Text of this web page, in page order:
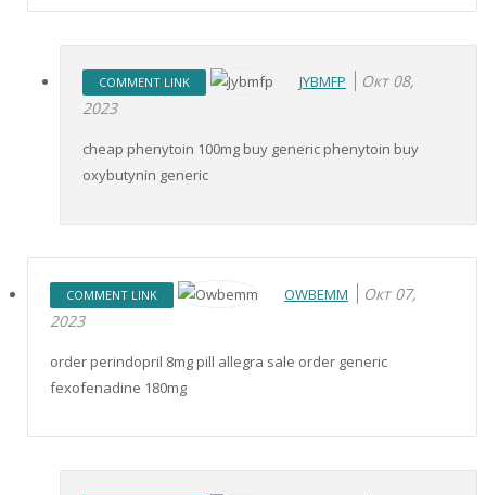
COMMENT LINK JYBMFP
Окт 08,
2023
cheap phenytoin 100mg buy generic phenytoin buy
oxybutynin generic
COMMENT LINK OWBEMM
Окт 07,
2023
order perindopril 8mg pill allegra sale order generic
fexofenadine 180mg